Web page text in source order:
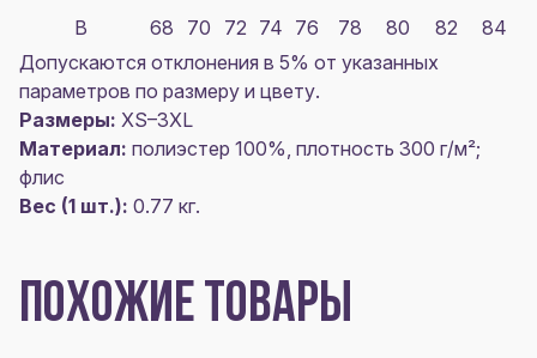
B
68 70 72 74 76 78 80 82
84
Допускаются отклонения в 5% от указанных
параметров по размеру и цвету.
Размеры: XS–3XL
Материал: полиэстер 100%, плотность 300 г/м²;
флис
Вес (1 шт.): 0.77 кг.
ПОХОЖИЕ ТОВАРЫ